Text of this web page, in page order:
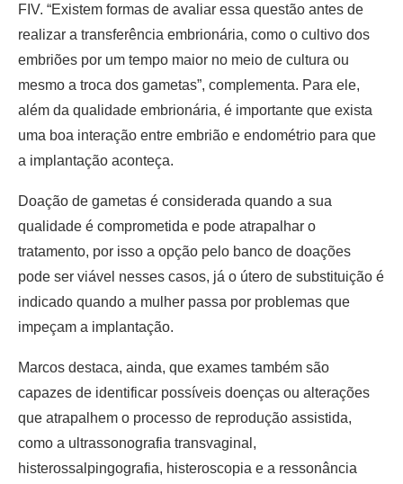
FIV. “Existem formas de avaliar essa questão antes de
realizar a transferência embrionária, como o cultivo dos
embriões por um tempo maior no meio de cultura ou
mesmo a troca dos gametas”, complementa. Para ele,
além da qualidade embrionária, é importante que exista
uma boa interação entre embrião e endométrio para que
a implantação aconteça.
Doação de gametas é considerada quando a sua
qualidade é comprometida e pode atrapalhar o
tratamento, por isso a opção pelo banco de doações
pode ser viável nesses casos, já o útero de substituição é
indicado quando a mulher passa por problemas que
impeçam a implantação.
Marcos destaca, ainda, que exames também são
capazes de identificar possíveis doenças ou alterações
que atrapalhem o processo de reprodução assistida,
como a ultrassonografia transvaginal,
histerossalpingografia, histeroscopia e a ressonância